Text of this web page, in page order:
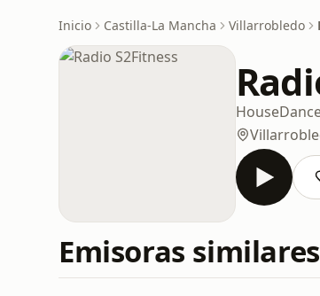
Inicio Castilla-La Mancha Villarrobledo
House
Emisoras similares